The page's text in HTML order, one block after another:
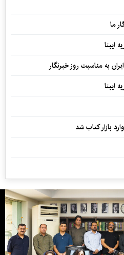
ما
ایبنا
به مناسبت روز خبرنگار
ایبنا
بازار کتاب شد